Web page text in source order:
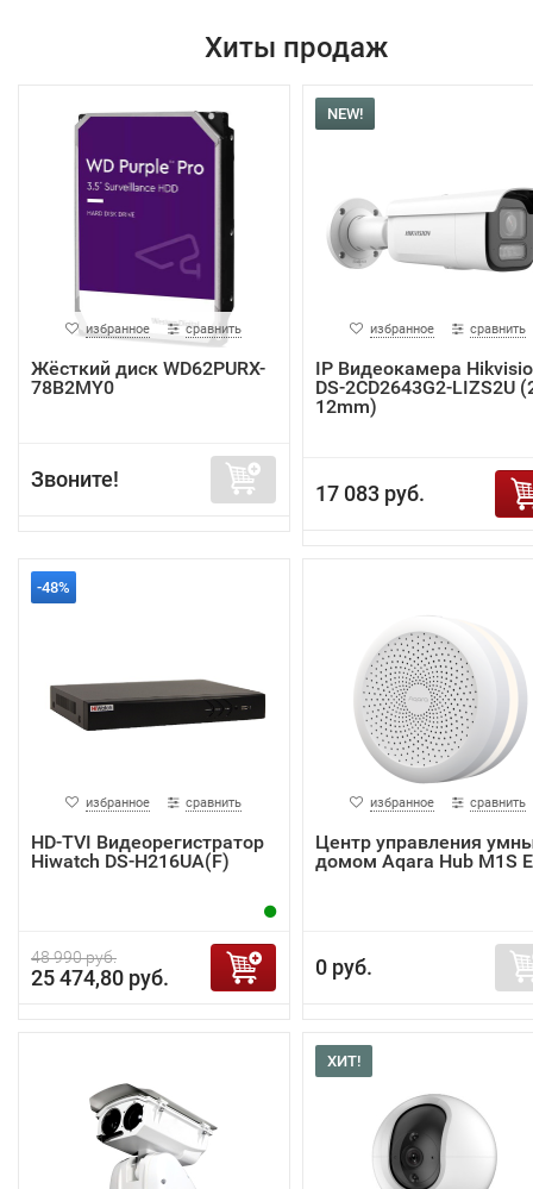
Хиты продаж
избранное сравнить
Жёсткий диск WD62PURX-
78B2MY0
Звоните!
NEW!
избранное сравнить
IP Видеокамера
DS-2CD2643G2-LIZS2U
12mm)
17 083 руб.
-48%
избранное сравнить
HD-TVI Видеорегистратор
Hiwatch DS-H216UA(F)
48 990 руб.
25 474,80 руб.
избранное сравнить
Центр управления
домом Aqara Hub M1S
0 руб.
ХИТ!